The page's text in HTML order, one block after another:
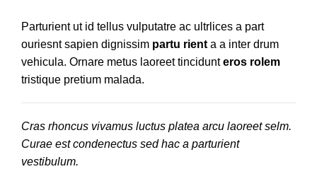
Parturient ut id tellus vulputatre ac ultrlices a part
ouriesnt sapien dignissim partu rient a a inter drum
vehicula. Ornare metus laoreet tincidunteros rolem
tristique pretium malada.
Cras rhoncus vivamus luctus platea arcu laoreet selm.
Curae est condenectus sed hac a parturient
vestibulum.